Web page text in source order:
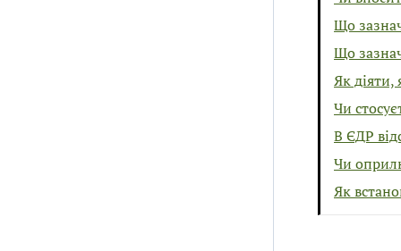
Що
Що
Як діяти,
Чи
В ЄДР
Чи
Як